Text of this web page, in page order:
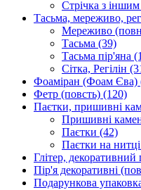
Стрічка з
Тасьма, мереживо,
Мереживо
Тасьма (39)
Тасьма пір'яна
Сітка, Регілін
Фоаміран (Фоам Єва)
Фетр (повсть) (120)
Паєтки, пришивні
Пришивні
Паєтки (42)
Паєтки на нитці
Глітер, декоративний
Пір'я декоративні
Подарункова